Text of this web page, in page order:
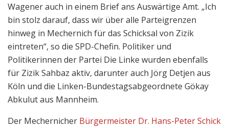
Wagener auch in einem Brief ans Auswärtige Amt. „Ich
bin stolz darauf, dass wir über alle Parteigrenzen
hinweg in Mechernich für das Schicksal von Zizik
eintreten“, so die SPD-Chefin. Politiker und
Politikerinnen der Partei Die Linke wurden ebenfalls
für Zizik Sahbaz aktiv, darunter auch Jörg Detjen aus
Köln und die Linken-Bundestagsabgeordnete Gökay
Abkulut aus Mannheim.
Der Mechernicher Bürgermeister Dr. Hans-Peter Schick